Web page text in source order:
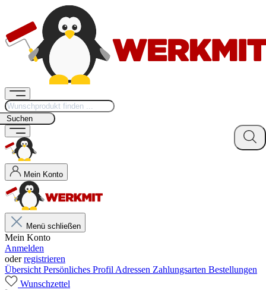
Suchen
Mein Konto
Menü schließen
Mein Konto
Anmelden
oderregistrieren
Übersicht Persönliches Profil Adressen Zahlungsarten Bestellungen
Wunschzettel